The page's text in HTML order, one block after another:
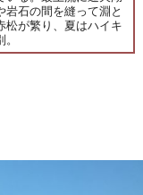
石の間を縫って淵と
松が繁り、夏はハイキ